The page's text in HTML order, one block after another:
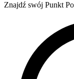
Znajdź swój Punkt